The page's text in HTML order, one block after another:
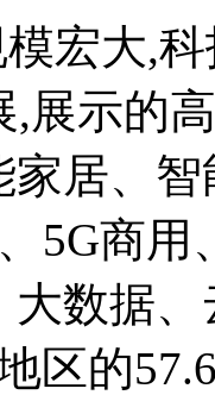
宏大,
,展示的
家居、
5G商
大数据
区的